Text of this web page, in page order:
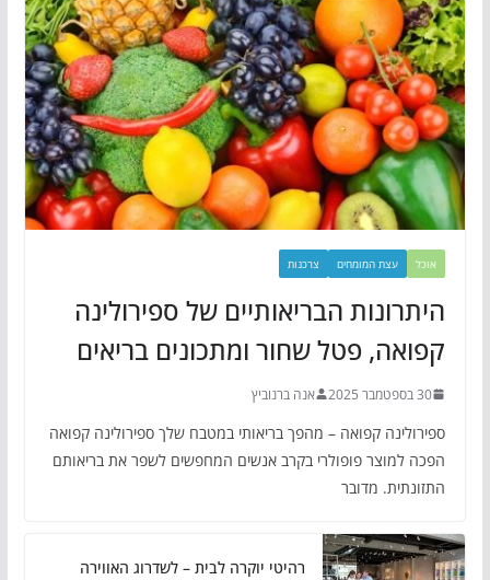
אוכל עצת המומחים צרכנות
היתרונות הבריאותיים של ספירולינה
קפואה, פטל שחור ומתכונים בריאים
30 בספטמבר 2025 אנה ברנוביץ
ספירולינה קפואה – מהפך בריאותי במטבח שלך ספירולינה קפואה
הפכה למוצר פופולרי בקרב אנשים המחפשים לשפר את בריאותם
התזונתית. מדובר
רהיטי יוקרה לבית – לשדרוג האווירה